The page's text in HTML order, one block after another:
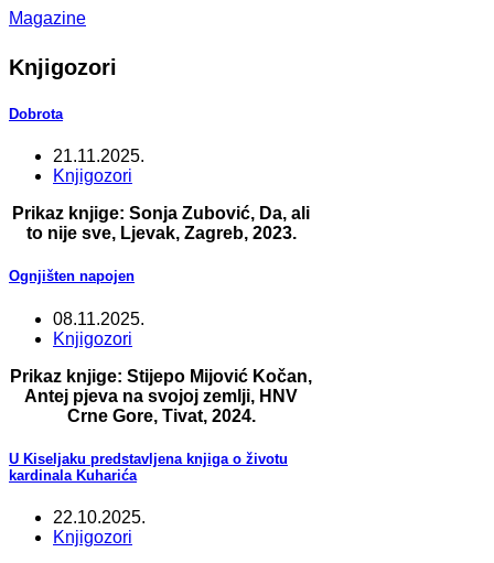
Magazine
Knjigozori
Dobrota
21.11.2025.
Knjigozori
Prikaz knjige: Sonja Zubović, Da, ali
to nije sve, Ljevak, Zagreb, 2023.
Ognjišten napojen
08.11.2025.
Knjigozori
Prikaz knjige: Stijepo Mijović Kočan,
Antej pjeva na svojoj zemlji, HNV
Crne Gore, Tivat, 2024.
U Kiseljaku predstavljena knjiga o životu
kardinala Kuharića
22.10.2025.
Knjigozori